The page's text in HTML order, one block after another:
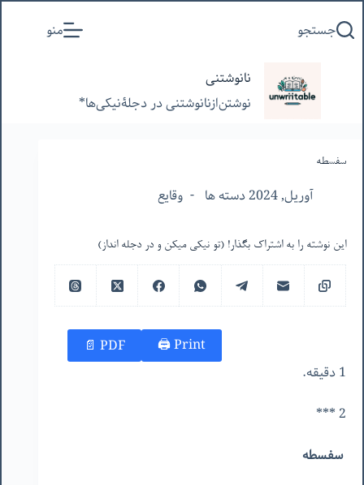
به
جستجو منو
نانوشتنی
نوشتن‌از‌نانوشتنی‌ در‌ دجلۀنیکی‌ها*
سفسطه
آوریل, 2024 دسته ها وقایع
این نوشته را به اشتراک بگذار! (تو نیکی میکن و در دجله انداز)
Print 🖨
PDF 📄
1 دقیقه.
2 ***
سفسطه